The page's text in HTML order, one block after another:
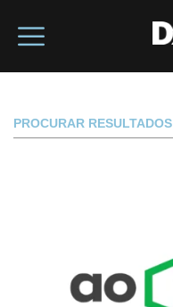
PROCURAR RESULTADOS